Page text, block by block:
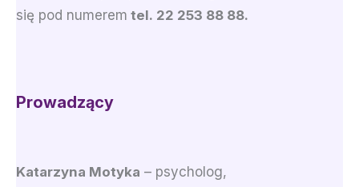
się pod numerem tel. 22 253 88 88.
Prowadzący
Katarzyna Motyka – psycholog,